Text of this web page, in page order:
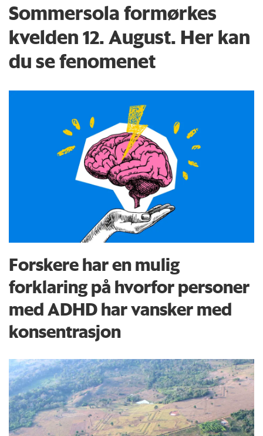
Sommersola formørkes
kvelden 12. August. Her kan
du se fenomenet
Forskere har en mulig
forklaring på hvorfor personer
med ADHD har vansker med
konsentrasjon